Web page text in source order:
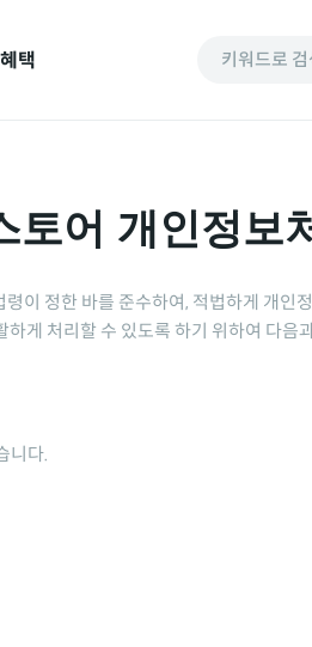
택 키워드로
토어 개인정보
이 정한 바를 준수하여, 적법하게 개
게 처리할 수 있도록 하기 위하여 다음
니다.